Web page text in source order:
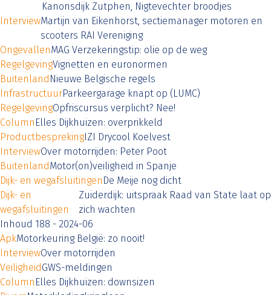
Kanonsdijk Zutphen, Nigtevechter broodjes
InterviewMartijn van Eikenhorst, sectiemanager motoren en
scooters RAI Vereniging
OngevallenMAG Verzekeringstip: olie op de weg
RegelgevingVignetten en euronormen
Buitenland Nieuwe Belgische regels
InfrastructuurParkeergarage knapt op (LUMC)
RegelgevingOpfriscursus verplicht? Nee!
Column Elles Dijkhuizen: overprikkeld
ProductbesprekingIZI Drycool Koelvest
InterviewOver motorrijden: Peter Poot
BuitenlandMotor(on)veiligheid in Spanje
Dijk- en wegafsluitingen De Meije nog dicht
Dijk- en
wegafsluitingen
Zuiderdijk: uitspraak Raad van State laat op
zich wachten
Inhoud 188 - 2024-06
ApkMotorkeuring België: zo nooit!
InterviewOver motorrijden
VeiligheidGWS-meldingen
Column Elles Dijkhuizen: downsizen